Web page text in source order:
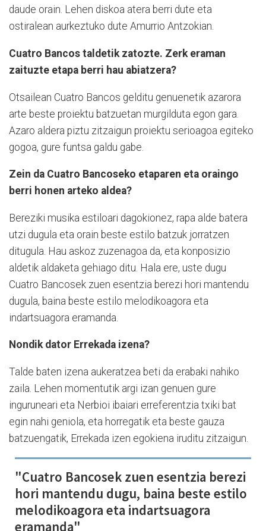
daude orain. Lehen diskoa atera berri dute eta
ostiralean aurkeztuko dute Amurrio Antzokian.
Cuatro Bancos taldetik zatozte. Zerk eraman
zaituzte etapa berri hau abiatzera?
Otsailean Cuatro Bancos gelditu genuenetik azarora
arte beste proiektu batzuetan murgilduta egon gara.
Azaro aldera piztu zitzaigun proiektu serioagoa egiteko
gogoa, gure funtsa galdu gabe.
Zein da Cuatro Bancoseko etaparen eta oraingo
berri honen arteko aldea?
Bereziki musika estiloari dagokionez, rapa alde batera
utzi dugula eta orain beste estilo batzuk jorratzen
ditugula. Hau askoz zuzenagoa da, eta konposizio
aldetik aldaketa gehiago ditu. Hala ere, uste dugu
Cuatro Bancosek zuen esentzia berezi hori mantendu
dugula, baina beste estilo melodikoagora eta
indartsuagora eramanda.
Nondik dator Errekada izena?
Talde baten izena aukeratzea beti da erabaki nahiko
zaila. Lehen momentutik argi izan genuen gure
inguruneari eta Nerbioi ibaiari erreferentzia txiki bat
egin nahi geniola, eta horregatik eta beste gauza
batzuengatik, Errekada izen egokiena iruditu zitzaigun.
"Cuatro Bancosek zuen esentzia berezi
hori mantendu dugu, baina beste estilo
melodikoagora eta indartsuagora
eramanda"